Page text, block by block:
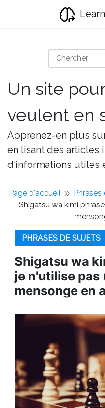
Un site
veulent en
Apprenez-en plus
en lisant des articles
d'informations utiles
Page d'accueil
Phrases
Shigatsu wa kimi
PHRASES DE SUJETS
Shigatsu wa
je n'utilise pas
mensonge en